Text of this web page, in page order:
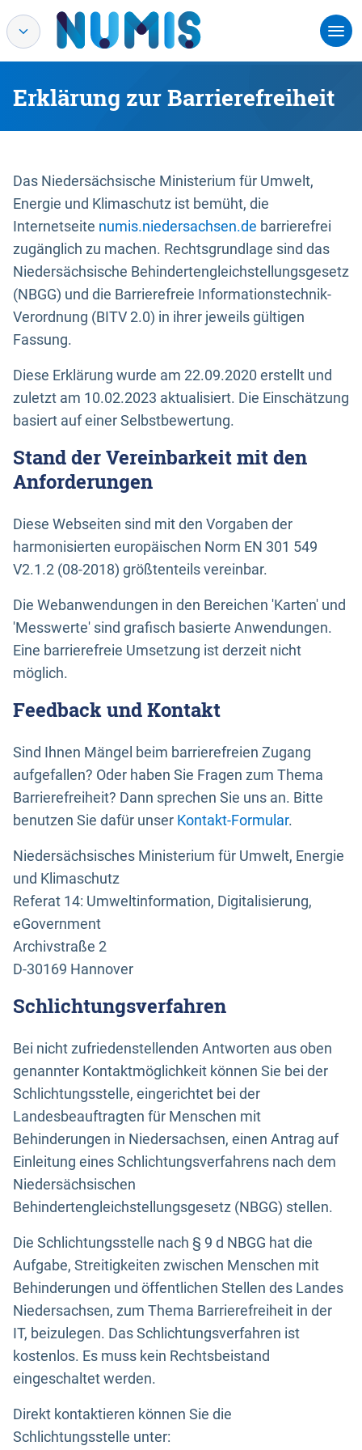
Erklärung zur Barrierefreiheit
Das Niedersächsische Ministerium für Umwelt,
Energie und Klimaschutz ist bemüht, die
Internetseite numis.niedersachsen.de barrierefrei
zugänglich zu machen. Rechtsgrundlage sind das
Niedersächsische Behindertengleichstellungsgesetz
(NBGG) und die Barrierefreie Informationstechnik-
Verordnung (BITV 2.0) in ihrer jeweils gültigen
Fassung.
Diese Erklärung wurde am 22.09.2020 erstellt und
zuletzt am 10.02.2023 aktualisiert. Die Einschätzung
basiert auf einer Selbstbewertung.
Stand der Vereinbarkeit mit den
Anforderungen
Diese Webseiten sind mit den Vorgaben der
harmonisierten europäischen Norm EN 301 549
V2.1.2 (08-2018) größtenteils vereinbar.
Die Webanwendungen in den Bereichen 'Karten' und
'Messwerte' sind grafisch basierte Anwendungen.
Eine barrierefreie Umsetzung ist derzeit nicht
möglich.
Feedback und Kontakt
Sind Ihnen Mängel beim barrierefreien Zugang
aufgefallen? Oder haben Sie Fragen zum Thema
Barrierefreiheit? Dann sprechen Sie uns an. Bitte
benutzen Sie dafür unser Kontakt-Formular.
Niedersächsisches Ministerium für Umwelt, Energie
und Klimaschutz
Referat 14: Umweltinformation, Digitalisierung,
eGovernment
Archivstraße 2
D-30169 Hannover
Schlichtungsverfahren
Bei nicht zufriedenstellenden Antworten aus oben
genannter Kontaktmöglichkeit können Sie bei der
Schlichtungsstelle, eingerichtet bei der
Landesbeauftragten für Menschen mit
Behinderungen in Niedersachsen, einen Antrag auf
Einleitung eines Schlichtungsverfahrens nach dem
Niedersächsischen
Behindertengleichstellungsgesetz (NBGG) stellen.
Die Schlichtungsstelle nach § 9 d NBGG hat die
Aufgabe, Streitigkeiten zwischen Menschen mit
Behinderungen und öffentlichen Stellen des Landes
Niedersachsen, zum Thema Barrierefreiheit in der
IT, beizulegen. Das Schlichtungsverfahren ist
kostenlos. Es muss kein Rechtsbeistand
eingeschaltet werden.
Direkt kontaktieren können Sie die
Schlichtungsstelle unter: